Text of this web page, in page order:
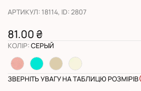
АРТИКУЛ: 18114, ID: 2807
81.00 ₴
КОЛІР: СЕРЫЙ
ЗВЕРНІТЬ УВАГУ НА ТАБЛИЦЮ РОЗМІРІВ